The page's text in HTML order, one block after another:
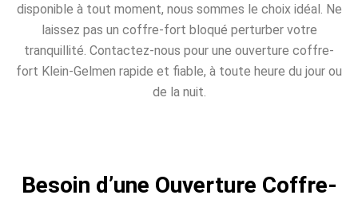
disponible à tout moment, nous sommes le choix idéal. Ne
laissez pas un coffre-fort bloqué perturber votre
tranquillité. Contactez-nous pour une ouverture coffre-
fort Klein-Gelmen rapide et fiable, à toute heure du jour ou
de la nuit.
Besoin d’une Ouverture Coffre-